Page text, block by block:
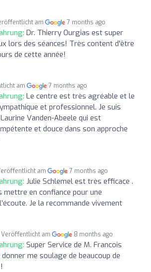
am 7 months ago
Dr. Thierry Ourgias est super
lors des séances! Très content d'être
de cette année!
am 7 months ago
Le centre est très agréable et le
et professionnel. Je suis
Vanden-Abeele qui est
et douce dans son approche
am 7 months ago
Julie Schlemel est très efficace .
mettre en confiance pour une
Je la recommande vivement
Veröffentlicht am 8 months ago
Super Service de M. Francois
me soulage de beaucoup de